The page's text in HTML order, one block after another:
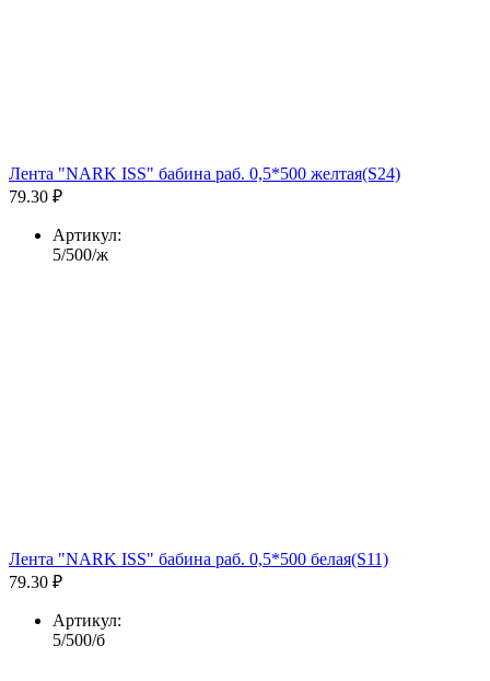
Лента "NARK ISS" бабина раб. 0,5*500 желтая(S24)
79.30 ₽
Артикул:
5/500/ж
Лента "NARK ISS" бабина раб. 0,5*500 белая(S11)
79.30 ₽
Артикул:
5/500/б